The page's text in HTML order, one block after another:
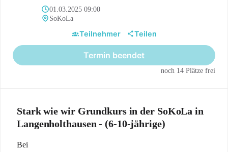
01.03.2025 09:00
SoKoLa
Teilnehmer Teilen
Termin beendet
noch 14 Plätze frei
Stark wie wir Grundkurs in der SoKoLa in
Langenholthausen - (6-10-jährige)
Bei